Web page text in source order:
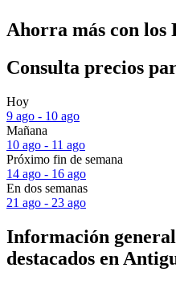
Ahorra más con los
Consulta precios
Hoy
9 ago - 10 ago
Mañana
10 ago - 11 ago
Próximo fin de semana
14 ago - 16 ago
En dos semanas
21 ago - 23 ago
Información
destacados en